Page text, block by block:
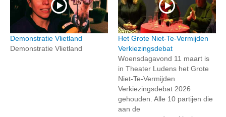
Demonstratie Vlietland
Demonstratie Vlietland
Het Grote Niet-Te-Vermijden
Verkiezingsdebat
Woensdagavond 11 maart is
in Theater Ludens het Grote
Niet-Te-Vermijden
Verkiezingsdebat 2026
gehouden. Alle 10 partijen die
aan de